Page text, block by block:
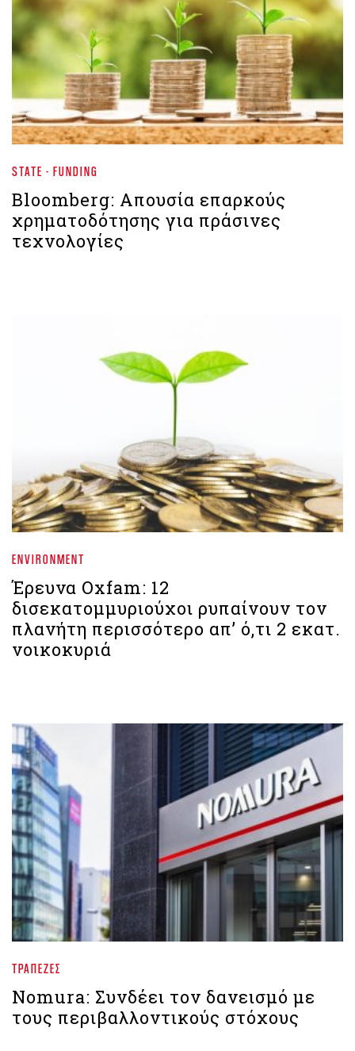
STATE - FUNDING
Βloomberg: Απουσία επαρκούς
χρηματοδότησης για πράσινες
τεχνολογίες
ENVIRONMENT
Έρευνα Oxfam: 12
δισεκατομμυριούχοι ρυπαίνουν τον
πλανήτη περισσότερο απ’ ό,τι 2 εκατ.
νοικοκυριά
ΤΡΆΠΕΖΕΣ
Nomura: Συνδέει τον δανεισμό με
τους περιβαλλοντικούς στόχους